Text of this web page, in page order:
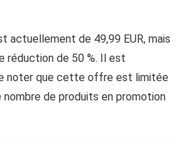
actuellement de 49,99 EUR, mais
réduction de 50 %. Il est
noter que cette offre est limitée
de produits en promotion